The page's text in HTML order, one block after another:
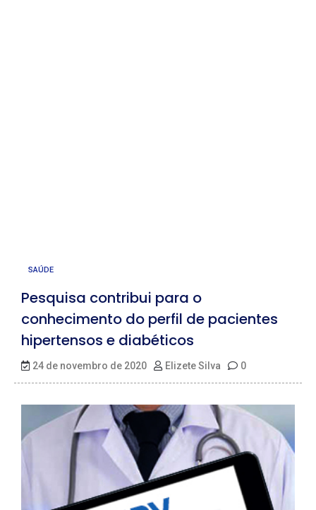
SAÚDE
Pesquisa contribui para o
conhecimento do perfil de pacientes
hipertensos e diabéticos
24 de novembro de 2020 Elizete Silva 0